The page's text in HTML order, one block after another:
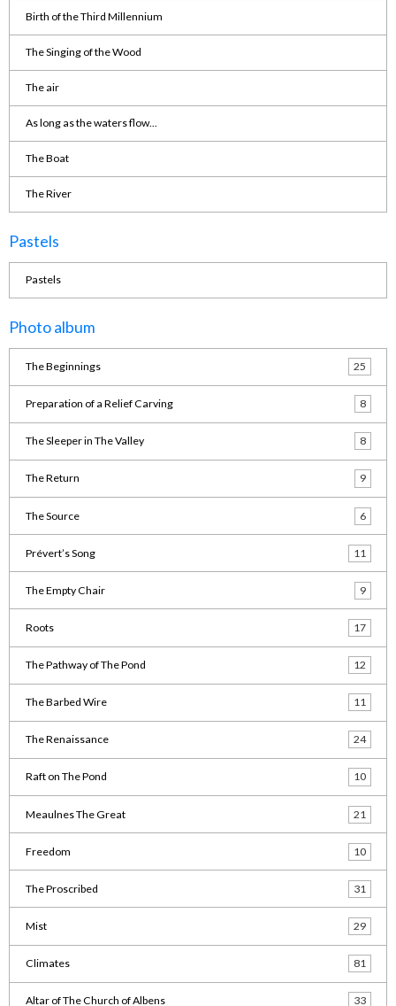
Birth of the Third Millennium
The Singing of the Wood
The air
As long as the waters flow...
The Boat
The River
Pastels
Pastels
Photo album
The Beginnings 25
Preparation of a Relief Carving 8
The Sleeper in The Valley 8
The Return 9
The Source 6
Prévert’s Song 11
The Empty Chair 9
Roots 17
The Pathway of The Pond 12
The Barbed Wire 11
The Renaissance 24
Raft on The Pond 10
Meaulnes The Great 21
Freedom 10
The Proscribed 31
Mist 29
Climates 81
Altar of The Church of Albens 33